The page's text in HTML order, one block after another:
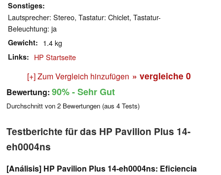
Sonstiges
Lautsprecher: Stereo, Tastatur: Chiclet, Tastatur-
Beleuchtung: ja
Gewicht 1.4 kg
Links HP Startseite
[+] Zum Vergleich hinzufügen » vergleiche 0
Bewertung: 90%- Sehr Gut
Durchschnitt von 2 Bewertungen (aus 4 Tests)
Testberichte für das HP Pavilion Plus 14-
eh0004ns
[Análisis] HP Pavilion Plus 14-eh0004ns: Eficiencia